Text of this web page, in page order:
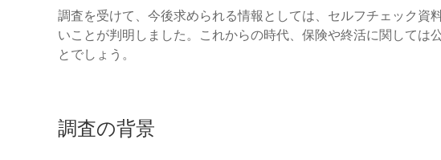
調査を受けて、今後求められる情報としては、セルフチェック資
いことが判明しました。これからの時代、保険や終活に関しては
とでしょう。
調査の背景